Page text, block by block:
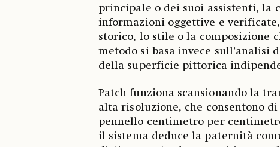
principale o dei suoi assistenti, la
informazioni oggettive e
storico, lo stile o la composizione
metodo si basa invece
della superficie pittorica
Patch funziona scansionando la
alta risoluzione, che consentono
pennello centimetro per
il sistema deduce la paternità